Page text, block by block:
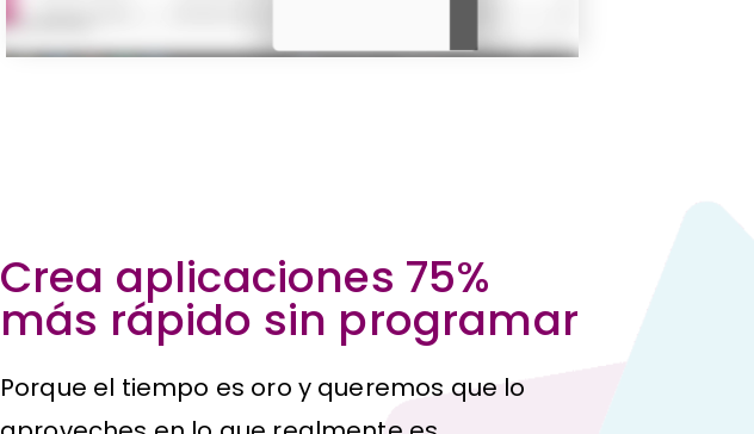
Crea aplicaciones 75%
más rápido sin programar
Porque el tiempo es oro y queremos que lo